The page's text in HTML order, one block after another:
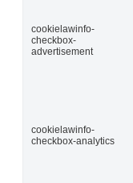
cookielawinfo-
checkbox-
advertisement
cookielawinfo-
checkbox-analytics